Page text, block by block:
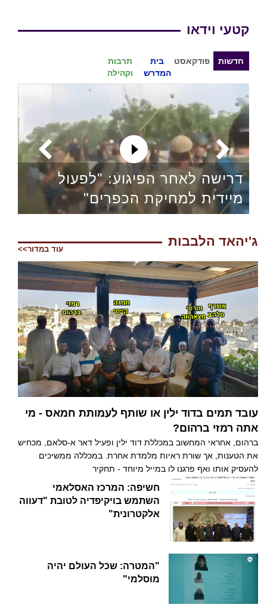
קטעי וידאו
חדשות פודקאסט
בית
המדרש
תרבות
וקהילה
דרישה לאחר הפיגוע: "לפעול
מיידית למחיקת הכפרים"
ג'יהאד הלבבות
עוד במדור>>
עובד תמים בדוד ילין או שותף לעמותת חמאס - מי
אתה רמזי ברהום?
ברהום, אחראי המחשוב במכללת דוד ילין ופעיל דאר א-סלאם, מכחיש
את הטענות, אך שורת ראיות מלמדת אחרת. במכללה ממשיכים
להעסיק אותו ואף פרגנו לו במייל מיוחד - תחקיר
חשיפה: המרכז האסלאמי
השתמש בויקיפדיה לטובת "דעווה
אלקטרונית"
"המטרה: שכל העולם יהיה
מוסלמי"